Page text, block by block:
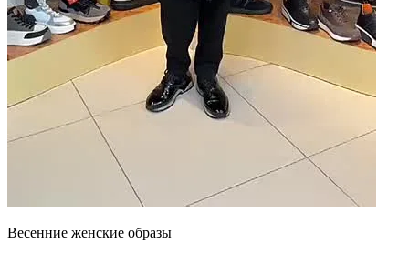
Весенние женские образы